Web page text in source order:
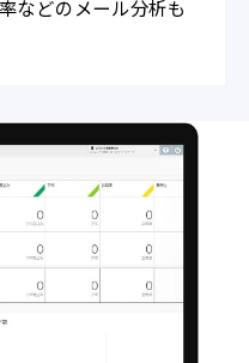
などのメール分析も